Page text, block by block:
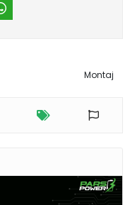
Montaj